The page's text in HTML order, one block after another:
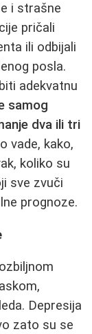
i strašne
pričali
ili odbijali
posla.
adekvatnu
samog
dva ili tri
vade, kako,
koliko su
sve zvuči
prognoze.
Depresija
zato su se